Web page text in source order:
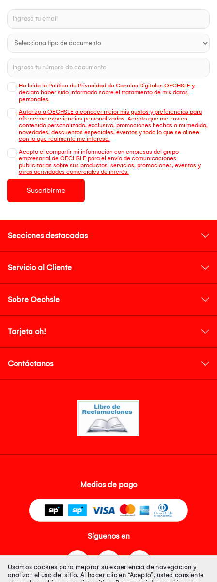
He leído la Política de Privacidad de Canales Digitales OECHSLE y
declaro haber sido informado sobre el tratamiento de mis datos
personales.
Autorizo a OECHSLE a conocer mejor mis gustos y preferencias para
ofrecerme experiencias personalizadas. Acepto que me envien
contenido personalizado, exclusivo, promociones hechas a mi medida,
novedades, descuentos especiales, eventos y todo lo que se alinee
con lo que realmente me interesa.
Acepto el compartir mi información con empresas del grupo
empresarial de OECHSLE para el envío de comunicaciones
publicitarias sobre sus productos, servicios, promociones, eventos y
otras actividades comerciales de interés.
Suscribirme
Secciones destacadas
Servicio al Cliente
Sobre Oechsle
Tarjeta oh!
Contáctanos
Medios de pago
Síguenos en
Usamos cookies para mejorar su experiencia de navegación y
analizar el uso del sitio. Al hacer clic en “Acepto”, usted consiente